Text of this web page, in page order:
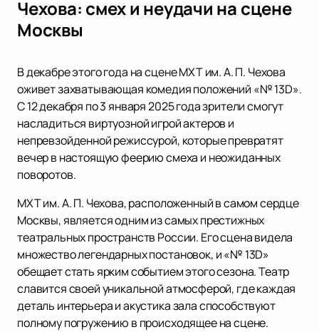
Чехова: смех и неудачи на сцене
Москвы
В декабре этого года на сцене МХТ им. А. П. Чехова
оживет захватывающая комедия положений «№ 13D».
С 12 декабря по 3 января 2025 года зрители смогут
насладиться виртуозной игрой актеров и
непревзойденной режиссурой, которые превратят
вечер в настоящую феерию смеха и неожиданных
поворотов.
МХТ им. А. П. Чехова, расположенный в самом сердце
Москвы, является одним из самых престижных
театральных пространств России. Его сцена видела
множество легендарных постановок, и «№ 13D»
обещает стать ярким событием этого сезона. Театр
славится своей уникальной атмосферой, где каждая
деталь интерьера и акустика зала способствуют
полному погружению в происходящее на сцене.